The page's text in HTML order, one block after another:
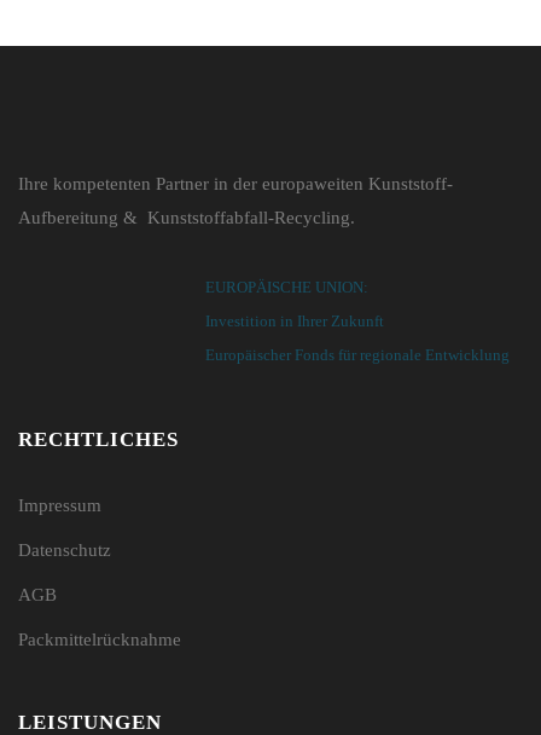
Ihre kompetenten Partner in der europaweiten Kunststoff-
Aufbereitung & Kunststoffabfall-Recycling.
EUROPÄISCHE UNION:
Investition in Ihrer Zukunft
Europäischer Fonds für regionale Entwicklung
RECHTLICHES
Impressum
Datenschutz
AGB
Packmittelrücknahme
LEISTUNGEN